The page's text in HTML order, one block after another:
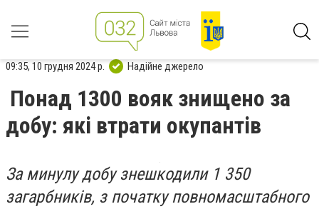
09:35, 10 грудня 2024 р. Надійне джерело
Понад 1300 вояк знищено за
добу: які втрати окупантів
За минулу добу знешкодили 1 350
загарбників, з початку повномасштабного